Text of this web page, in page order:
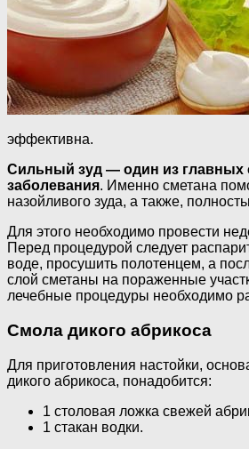
эффективна.
Сильный зуд — один из главных
заболевания. Именно сметана
назойливого зуда, а также,
Для этого необходимо провести
Перед процедурой следует
воде, просушить полотенцем, а
слой сметаны на пораженные
лечебные процедуры необходимо
Смола дикого абрикоса
Для приготовления настойки,
дикого абрикоса, понадобится:
1 столовая ложка свежей
1 стакан водки.